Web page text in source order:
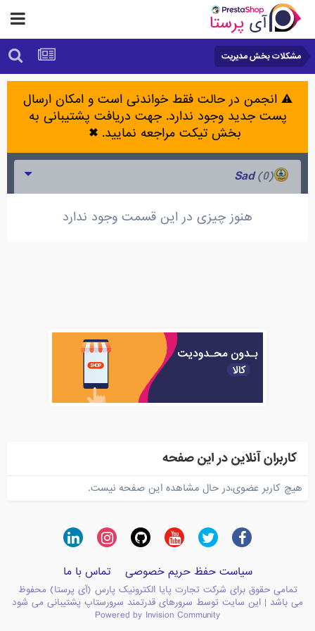
مشکلات بخش مدیریت
⚠️ انجمن در حالت فقط خواندنی است و امکان ارسال
پست جدید وجود ندارد. جهت دریافت پشتیبانی به
بخش تیکت مراجعه نمایید. ✖
Sad
(0)
هنوز چیزی در این قسمت وجود ندارد
کاربران آنلاین در این صفحه
هیچ کاربر عضوی،در حال مشاهده این صفحه نیست.
سیاست حفظ حریم خصوصی تماس با ما
تمامی حقوق برای شرکت تجارت پایا الکترونیک پارس (آی پرستا) محفوظ
می باشد | این سایت توسط سرورهای قدرتمند سرورستاپ پشتیبانی می شود
Powered by Invision Community